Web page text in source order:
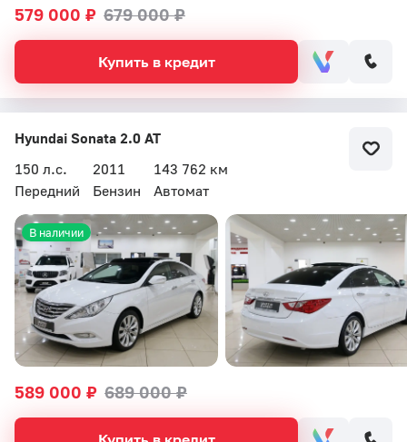
579 000 ₽ 679 000 ₽
Купить в кредит
Hyundai Sonata 2.0 AT
150 л.с.
2011
143 762 км
Передний
Бензин Автомат
589 000 ₽ 689 000 ₽
В наличии